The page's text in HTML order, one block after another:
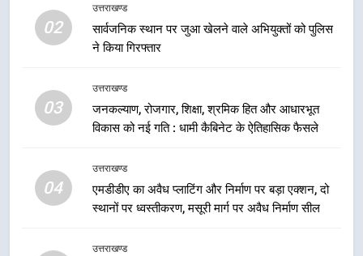
02
उत्तराखण्ड
सार्वजनिक स्थान पर जुआ खेलने वाले अभियुक्तों को पुलिस
ने किया गिरफ्तार
03
उत्तराखण्ड
जनकल्याण, रोजगार, शिक्षा, श्रमिक हित और आधारभूत
विकास को नई गति : धामी कैबिनेट के ऐतिहासिक फैसले
04
उत्तराखण्ड
एमडीडीए का अवैध प्लाटिंग और निर्माण पर बड़ा एक्शन, दो
स्थानों पर ध्वस्तीकरण, मसूरी मार्ग पर अवैध निर्माण सील
उत्तराखण्ड
का गठन
उत्तराखण्ड
देना सरकार की सर्वोच्च प्राथमिकता, आने
वाले महीनों में हजारों पदों पर की जाएगी
उत्तराखण्ड
8
दिल्ली-देहरादून आर्थिक कॉरिडोर से जुड़ी
12 किमी ग्रीनफील्ड बाईपास परियोजना